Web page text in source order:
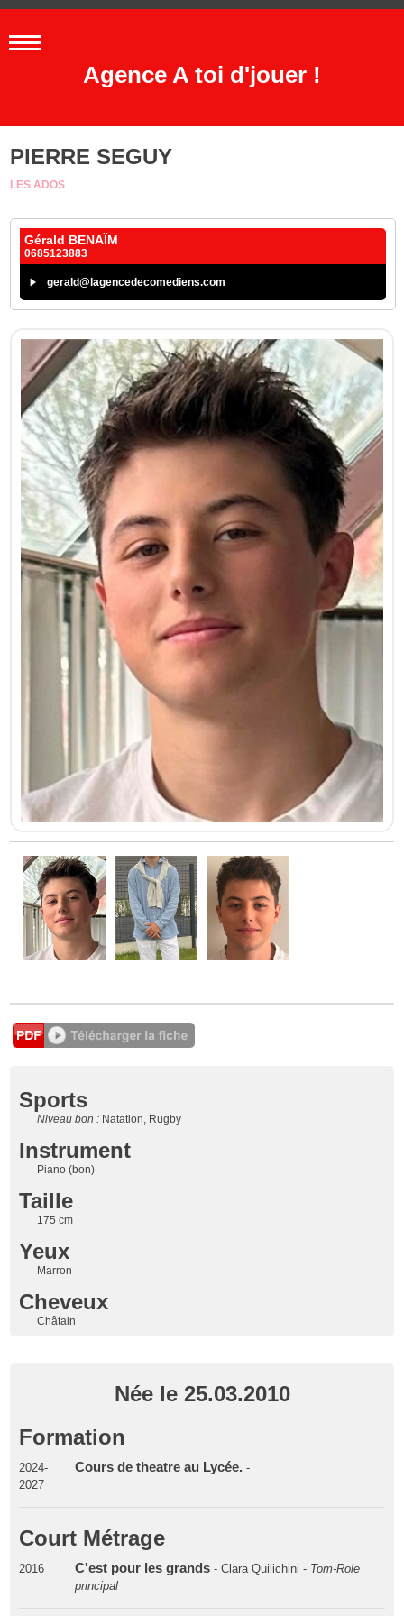
Agence A toi d'jouer !
PIERRE SEGUY
LES ADOS
Gérald BENAÏM
0685123883
gerald@lagencedecomediens.com
Sports
Niveau bon : Natation, Rugby
Instrument
Piano (bon)
Taille
175 cm
Yeux
Marron
Cheveux
Châtain
Née le 25.03.2010
Formation
2024-
2027
Cours de theatre au Lycée.-
Court Métrage
2016 C'est pour les grands- Clara Quilichini - Tom-Role
principal